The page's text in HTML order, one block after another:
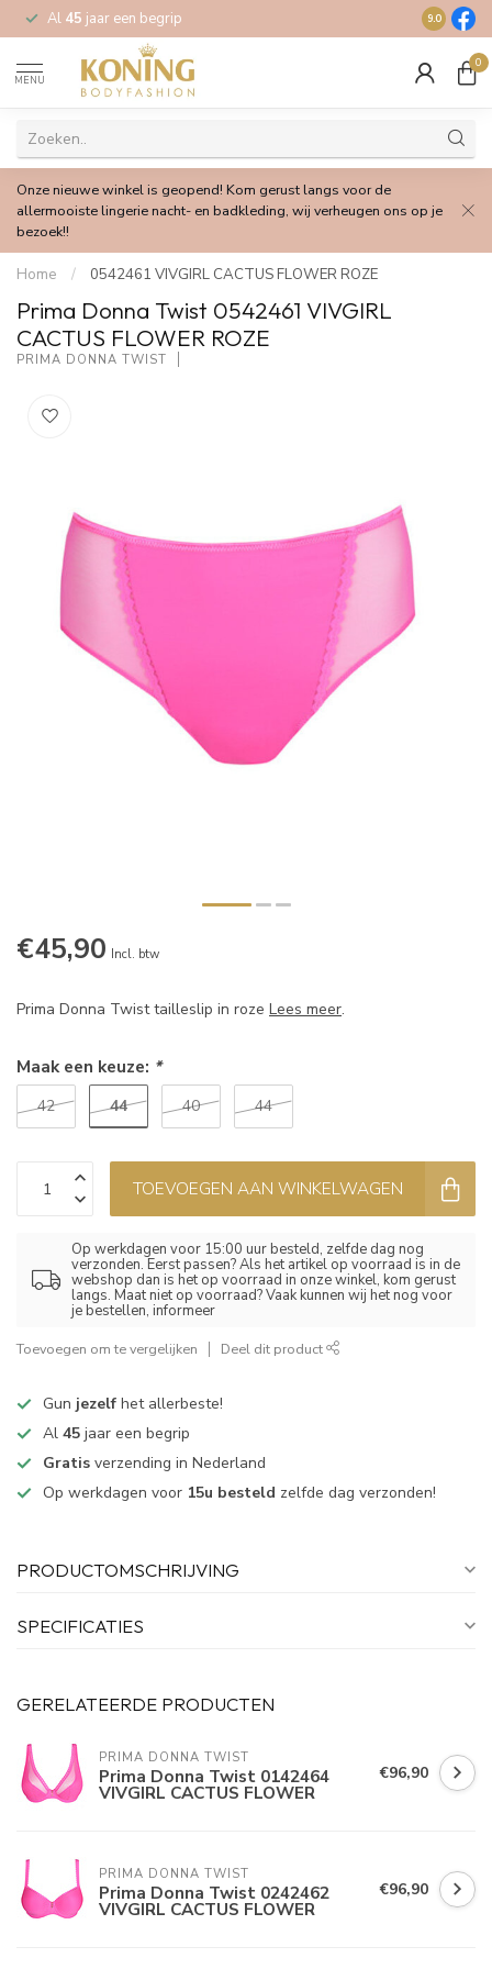
Al 45 jaar een begrip Gratis
9.0
MENU
0
Onze nieuwe winkel is geopend! Kom gerust langs voor de
allermooiste lingerie nacht- en badkleding, wij verheugen ons op je
bezoek!!
Home / 0542461 VIVGIRL CACTUS FLOWER ROZE
Prima Donna Twist 0542461 VIVGIRL
CACTUS FLOWER ROZE
PRIMA DONNA TWIST
€45,90 Incl. btw
Prima Donna Twist tailleslip in roze Lees meer.
Maak een keuze: *
42 44 40 44
TOEVOEGEN AAN WINKELWAGEN
Op werkdagen voor 15:00 uur besteld, zelfde dag nog
verzonden. Eerst passen? Als het artikel op voorraad is in de
webshop dan is het op voorraad in onze winkel, kom gerust
langs. Maat niet op voorraad? Vaak kunnen wij het nog voor
je bestellen, informeer
Toevoegen om te vergelijken Deel dit product
Gun jezelf het allerbeste!
Al 45 jaar een begrip
Gratis verzending in Nederland
Op werkdagen voor 15u besteld zelfde dag verzonden!
PRODUCTOMSCHRIJVING
SPECIFICATIES
GERELATEERDE PRODUCTEN
PRIMA DONNA TWIST
Prima Donna Twist 0142464
VIVGIRL CACTUS FLOWER
€96,90
PRIMA DONNA TWIST
Prima Donna Twist 0242462
VIVGIRL CACTUS FLOWER
€96,90